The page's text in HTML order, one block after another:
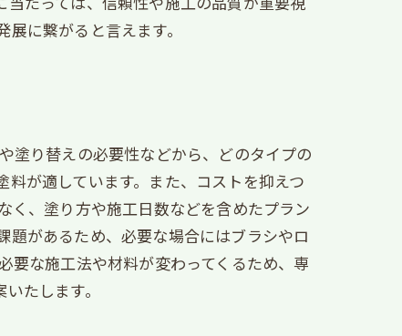
に繋がると言えます。
塗り替えの必要性などから、どのタイプの
が適しています。また、コストを抑えつ
く、塗り方や施工日数などを含めたプラン
があるため、必要な場合にはブラシやロ
要な施工法や材料が変わってくるため、専
たします。